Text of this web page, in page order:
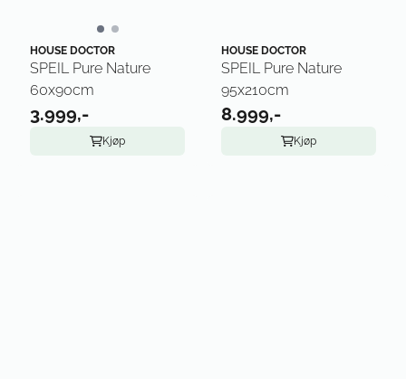
HOUSE DOCTOR
SPEIL Pure Nature
60x90cm
3.999,-
Kjøp
HOUSE DOCTOR
SPEIL Pure Nature
95x210cm
8.999,-
Kjøp